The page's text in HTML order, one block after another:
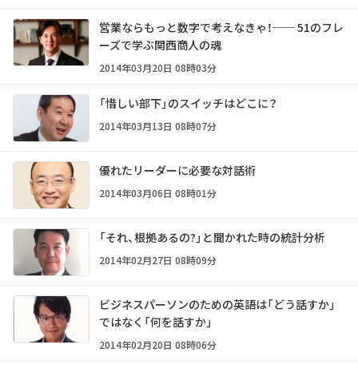
営業ならもっと数字で考えなきゃ！── 51のフレ
ーズで学ぶ関西商人の魂
2014年03月20日 08時03分
「惜しい部下」のスイッチはどこに？
2014年03月13日 08時07分
優れたリーダーに必要な対話術
2014年03月06日 08時01分
「それ、根拠あるの?」と聞かれた時の統計分析
2014年02月27日 08時09分
ビジネスパーソンのための英語は「どう話すか」
ではなく「何を話すか」
2014年02月20日 08時06分